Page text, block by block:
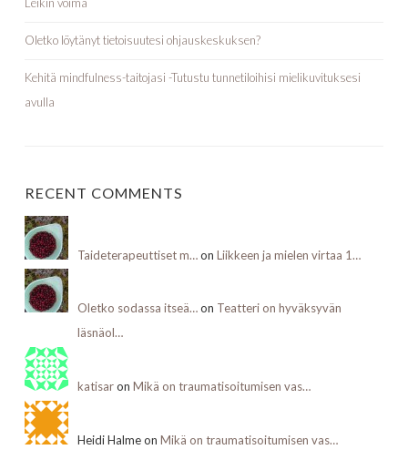
Oletko löytänyt tietoisuutesi ohjauskeskuksen?
Kehitä mindfulness-taitojasi -Tutustu tunnetiloihisi mielikuvituksesi
avulla
RECENT COMMENTS
Taideterapeuttiset m…on Liikkeen ja mielen virtaa 1…
Oletko sodassa itseä…on Teatteri on hyväksyvän
läsnäol…
katisaron Mikä on traumatisoitumisen vas…
Heidi Halme on Mikä on traumatisoitumisen vas…